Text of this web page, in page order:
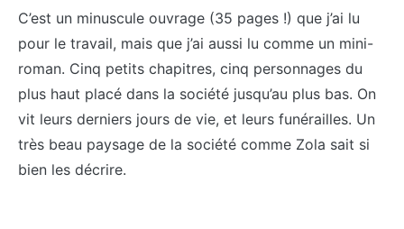
C’est un minuscule ouvrage (35 pages !) que j’ai lu
pour le travail, mais que j’ai aussi lu comme un mini-
roman. Cinq petits chapitres, cinq personnages du
plus haut placé dans la société jusqu’au plus bas. On
vit leurs derniers jours de vie, et leurs funérailles. Un
très beau paysage de la société comme Zola sait si
bien les décrire.